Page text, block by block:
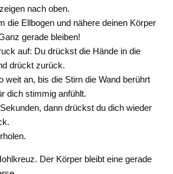
nach oben.
die Ellbogen und nähere deinen Körper
gerade bleiben!
auf: Du drückst die Hände in die
drückt zurück.
weit an, bis die Stirn die Wand berührt
dich stimmig anfühlt.
dann drückst du dich wieder
Der Körper bleibt eine gerade